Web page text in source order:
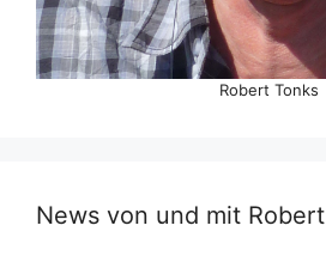
Robert Tonks
News von und mit Robert